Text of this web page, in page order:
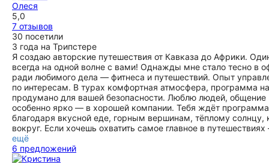
Олеся
5,0
7 отзывов
30 посетили
3 года на Трипстере
Я создаю авторские путешествия от Кавказа до Африки.
всегда на одной волне с вами! Однажды мне стало тесно в
ради любимого дела — фитнеса и путешествий. Опыт
по интересам. В турах комфортная атмосфера, программа
продумано для вашей безопасности. Люблю людей,
особенно ярко — в хорошей компании. Тебя ждёт
благодаря вкусной еде, горным вершинам, тёплому
вокруг. Если хочешь охватить самое главное в
ещё
6 предложений